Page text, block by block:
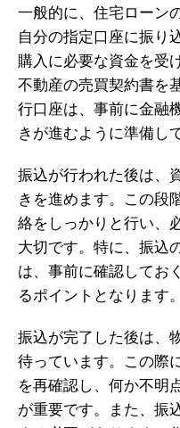
一般的に、住宅ローン
自分の指定口座に振り
購入に必要な資金を受
不動産の売買契約書を
行口座は、事前に金融
きが進むように準備し
振込が行われた後は、
きを進めます。この段
絡をしっかりと行い、
大切です。特に、振込
は、事前に確認してお
るポイントとなります。
振込が完了した後は、
待っています。この際
を再確認し、何か不明
が重要です。また、振